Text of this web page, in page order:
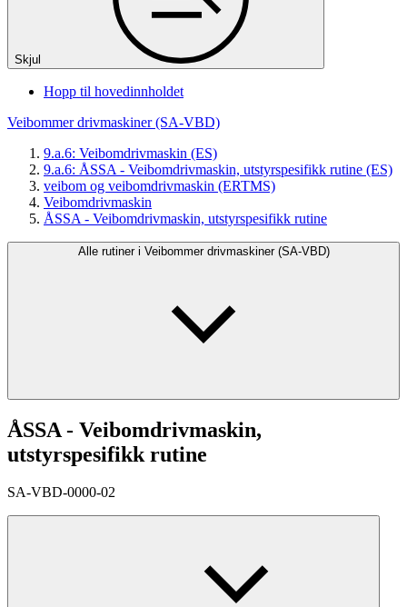
Skjul
Hopp til hovedinnholdet
Veibommer drivmaskiner (SA-VBD)
9.a.6: Veibomdrivmaskin (ES)
9.a.6: ÅSSA - Veibomdrivmaskin, utstyrspesifikk rutine (ES)
veibom og veibomdrivmaskin (ERTMS)
Veibomdrivmaskin
ÅSSA - Veibomdrivmaskin, utstyrspesifikk rutine
Alle rutiner i Veibommer drivmaskiner (SA-VBD)
ÅSSA - Veibomdrivmaskin,
utstyrspesifikk rutine
SA-VBD-0000-02